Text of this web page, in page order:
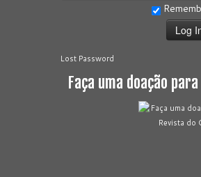
Lost Password
Faça uma doação